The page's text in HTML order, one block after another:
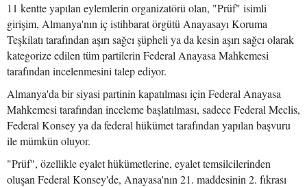
11 kentte yapılan eylemlerin organizatörü olan, "Prüf" isimli
girişim, Almanya'nın iç istihbarat örgütü Anayasayı Koruma
Teşkilatı tarafından aşırı sağcı şüpheli ya da kesin aşırı sağcı olarak
kategorize edilen tüm partilerin Federal Anayasa Mahkemesi
tarafından incelenmesini talep ediyor.
Almanya'da bir siyasi partinin kapatılması için Federal Anayasa
Mahkemesi tarafından inceleme başlatılması, sadece Federal Meclis,
Federal Konsey ya da federal hükümet tarafından yapılan başvuru
ile mümkün oluyor.
"Prüf", özellikle eyalet hükümetlerine, eyalet temsilcilerinden
oluşan Federal Konsey'de, Anayasa'nın 21. maddesinin 2. fıkrası